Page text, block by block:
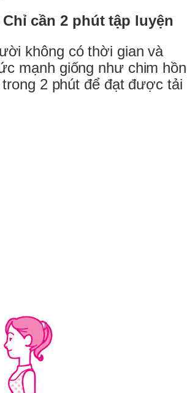
cần 2 phút tập luyện
không có thời gian và
mạnh giống như chim
2 phút để đạt được tải